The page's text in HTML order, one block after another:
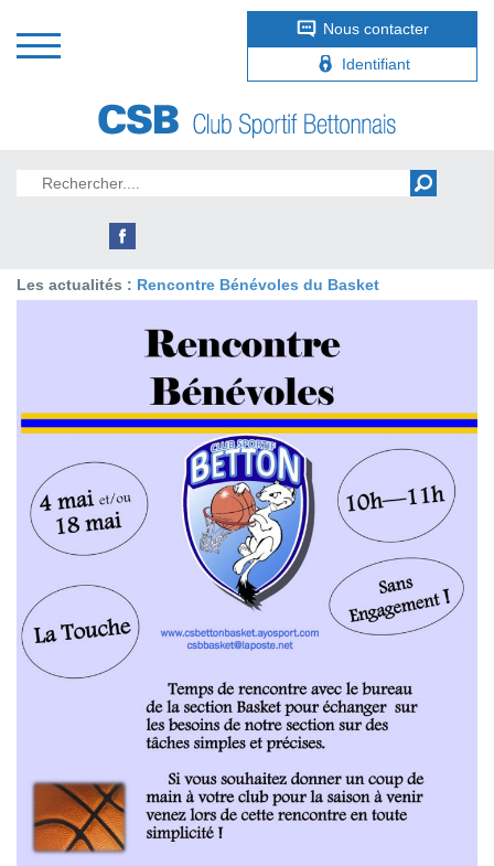
Nous contacter
Identifiant
Les actualités : Rencontre Bénévoles du Basket